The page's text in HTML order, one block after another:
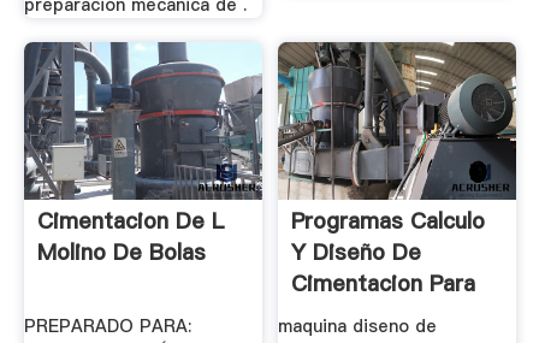
preparacion mecanica de .
Cimentacion De L
Molino De Bolas
PREPARADO PARA:
Programas Calculo
Y Diseño De
Cimentacion Para
Maquinas
maquina diseno de